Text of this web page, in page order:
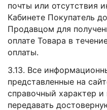
почты или отсутствия
Кабинете Покупатель
Продавцом для
оплате Товара в
оплаты.
3.13. Все
представленные на
справочный характер
передавать